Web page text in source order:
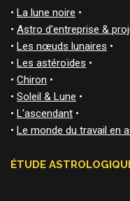
• La lune noire •
• Astro d'entreprise &
• Les nœuds lunaires •
• Les astéroïdes •
• Chiron •
• Soleil & Lune •
• L'ascendant •
• Le monde du travail en
ÉTUDE